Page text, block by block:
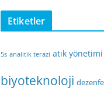
Etiketler
5s analitik terazi atık yönetimi
biyoteknoloji